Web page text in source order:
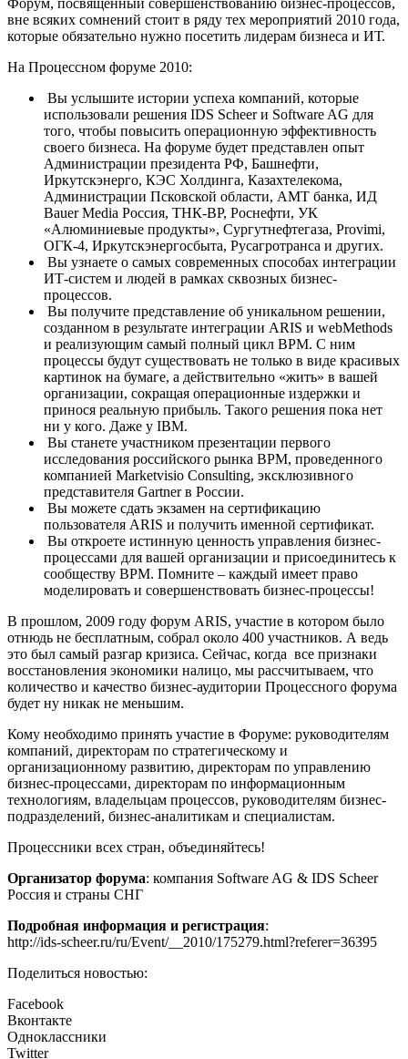
Форум, посвященный совершенствованию бизнес-процессов,
вне всяких сомнений стоит в ряду тех мероприятий 2010 года,
которые обязательно нужно посетить лидерам бизнеса и ИТ.
На Процессном форуме 2010:
Вы услышите истории успеха компаний, которые
использовали решения IDS Scheer и Software AG для
того, чтобы повысить операционную эффективность
своего бизнеса. На форуме будет представлен опыт
Администрации президента РФ, Башнефти,
Иркутскэнерго, КЭС Холдинга, Казахтелекома,
Администрации Псковской области, АМТ банка, ИД
Bauer Media Россия, ТНК-BP, Роснефти, УК
«Алюминиевые продукты», Сургутнефтегаза, Provimi,
ОГК-4, Иркутскэнергосбыта, Русагротранса и других.
Вы узнаете о самых современных способах интеграции
ИТ-систем и людей в рамках сквозных бизнес-
процессов.
Вы получите представление об уникальном решении,
созданном в результате интеграции ARIS и webMethods
и реализующим самый полный цикл BPM. С ним
процессы будут существовать не только в виде красивых
картинок на бумаге, а действительно «жить» в вашей
организации, сокращая операционные издержки и
принося реальную прибыль. Такого решения пока нет
ни у кого. Даже у IBM.
Вы станете участником презентации первого
исследования российского рынка BPM, проведенного
компанией Marketvisio Consulting, эксклюзивного
представителя Gartner в России.
Вы можете сдать экзамен на сертификацию
пользователя ARIS и получить именной сертификат.
Вы откроете истинную ценность управления бизнес-
процессами для вашей организации и присоединитесь к
сообществу BPM. Помните – каждый имеет право
моделировать и совершенствовать бизнес-процессы!
В прошлом, 2009 году форум ARIS, участие в котором было
отнюдь не бесплатным, собрал около 400 участников. А ведь
это был самый разгар кризиса. Сейчас, когда все признаки
восстановления экономики налицо, мы рассчитываем, что
количество и качество бизнес-аудитории Процессного форума
будет ну никак не меньшим.
Кому необходимо принять участие в Форуме: руководителям
компаний, директорам по стратегическому и
организационному развитию, директорам по управлению
бизнес-процессами, директорам по информационным
технологиям, владельцам процессов, руководителям бизнес-
подразделений, бизнес-аналитикам и специалистам.
Процессники всех стран, объединяйтесь!
Организатор форума: компания Software AG & IDS Scheer
Россия и страны СНГ
Подробная информация и регистрация:
http://ids-scheer.ru/ru/Event/__2010/175279.html?referer=36395
Поделиться новостью:
Facebook
Вконтакте
Одноклассники
Twitter